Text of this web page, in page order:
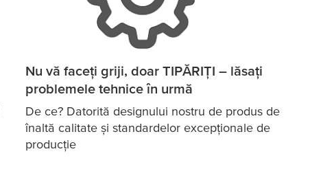
Nu vă faceți griji, doar TIPĂRIȚI – lăsați
problemele tehnice în urmă
De ce? Datorită designului nostru de produs de
înaltă calitate și standardelor excepționale de
producție